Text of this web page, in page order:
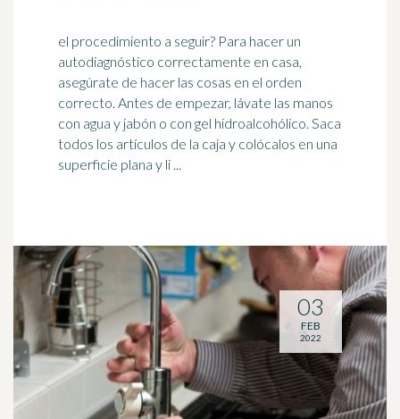
el procedimiento a seguir? Para hacer un
autodiagnóstico correctamente en casa,
asegúrate de hacer las cosas en el orden
correcto. Antes de empezar, lávate las manos
con agua y jabón o con gel hidroalcohólico. Saca
todos los artículos de la caja y colócalos en una
superficie plana y li ...
03
FEB
2022